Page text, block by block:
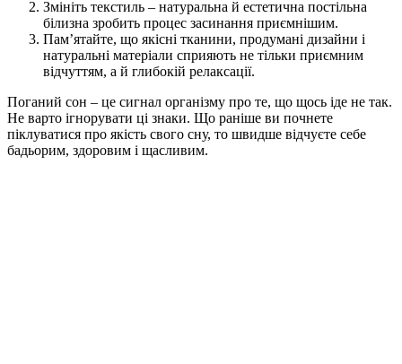
Змініть текстиль – натуральна й естетична постільна
білизна зробить процес засинання приємнішим.
Пам’ятайте, що якісні тканини, продумані дизайни і
натуральні матеріали сприяють не тільки приємним
відчуттям, а й глибокій релаксації.
Поганий сон – це сигнал організму про те, що щось іде не так.
Не варто ігнорувати ці знаки. Що раніше ви почнете
піклуватися про якість свого сну, то швидше відчуєте себе
бадьорим, здоровим і щасливим.